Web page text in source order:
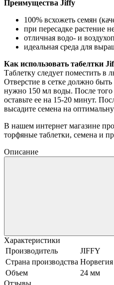
Преимущества Jiffy
100% всхожеть семян
при пересадке растение
отличная водо- и
идеальная среда для
Как использовать табелтки
Таблетку следует поместить в
Отверстие в сетке должно быть
нужно 150 мл воды. После того
оставьте ее на 15-20 минут.
высадите семена на
В нашем интернет магазине
торфяные таблетки, семена и
Описание
Характеристики
Производитель
JIFFY
Страна производства Норвегия
Объем
24 мм
Отзывы